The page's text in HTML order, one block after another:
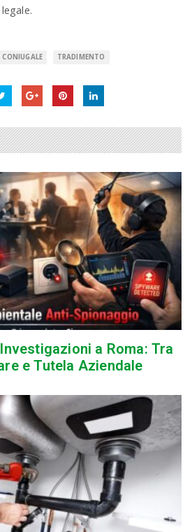
CONIUGALE TRADIMENTO
a Roma: Tra
e Tutela Aziendale